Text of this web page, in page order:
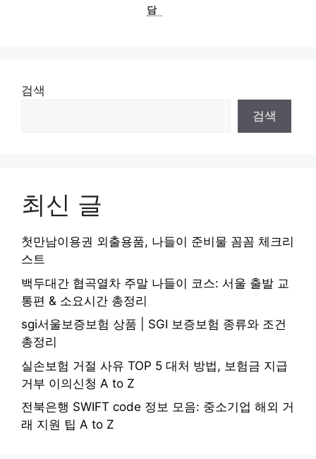
담
검색
검색
최신 글
첫만남이용권 외출용품, 나들이 준비물 꼼꼼 체크리
스트
백두대간 협곡열차 주말 나들이 코스: 서울 출발 교
통편 & 소요시간 총정리
sgi서울보증보험 상품 | SGI 보증보험 종류와 조건
총정리
실손보험 거절 사유 TOP 5 대처 방법, 보험금 지급
거부 이의신청 A to Z
전북은행 SWIFT code 정보 모음: 중소기업 해외 거
래 지원 팁 A to Z